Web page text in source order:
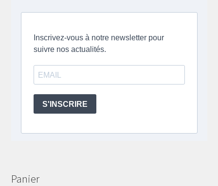
Panier